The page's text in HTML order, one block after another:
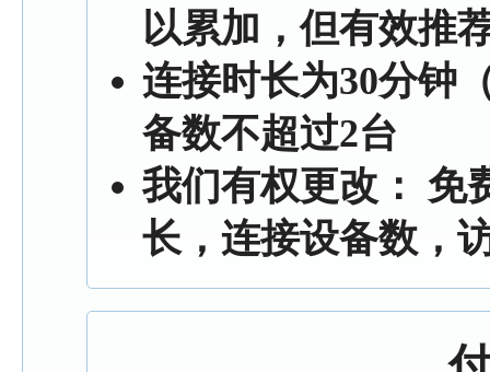
以累加，但有效推
连接时长为30分钟
备数不超过2台
我们有权更改： 免
长，连接设备数，